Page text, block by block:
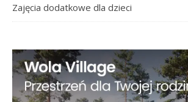
Zajęcia dodatkowe dla dzieci